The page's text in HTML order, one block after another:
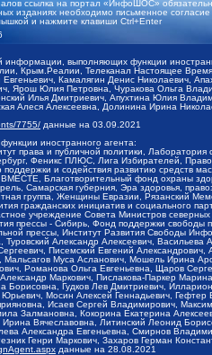
ссылка на портал «ИнфоШОС»
изданиях необходимо письменное
и нажмите клавиши Ctrl+Enter
информации, выполняющих функции
Крым.Реалии, Телеканал Настоящее
Камалягин Денис Николаевич,
Ярош Юлия Петровна, Чуракова Ольга
Илья Дмитриевич, Апухтина Юлия
Алеся Алексеевна, Долинина Ирина
7755/ данные на 03.09.2021
иностранного агента:
права и публичной политики,
Феникс ПЛЮС, Лига Избирателей,
и содействия развитию средств
Благотворительный фонд охраны
Самарская губерния, Эра здоровья,
группа, Женщины Евразии, Рязанский
гражданских инициатив и социального
учреждение Совета Министров северных
прессы - Сибирь, Фонд поддержки
прессы, Институт Развития Свободы
Александр Алексеевич,
Писемский Евгений
Мальсагов Муса Асланович, Мошель Ирина
Романова Ольга Евгеньевна, Щаров
Маркович, Пислакова-Паркер
Борисовна, Гудков Лев Дмитриевич,
Мосин Алексей Геннадьевич,
Исаев Сергей Владимирович,
Залмановна, Кокорина Екатерина
Вячеславовна, Литинский Леонид
Александра Евгеньевна, Смирнов
Генри Маркович, Захаров Герман
данные на 28.08.2021